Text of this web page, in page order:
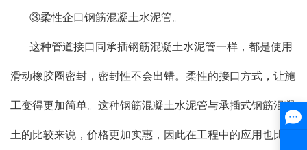
③柔性企口钢筋混凝土水泥管。
这种管道接口同承插钢筋混凝土水泥管一样，都是使用
滑动橡胶圈密封，密封性不会出错。柔性的接口方式，让施
工变得更加简单。这种钢筋混凝土水泥管与承插式钢筋混凝
土的比较来说，价格更加实惠，因此在工程中的应用也比较